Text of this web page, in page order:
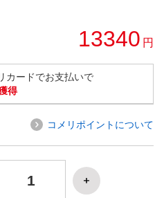
13340 円
カードでお支払いで
得
コメリポイントについて